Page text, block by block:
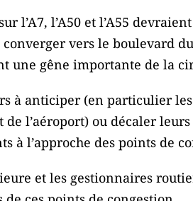
l’A7, l’A50 et l’A55
vers le boulevard
une gêne importante de la
à anticiper (en particulier
de l’aéroport) ou décaler
à l’approche des points de
et les gestionnaires